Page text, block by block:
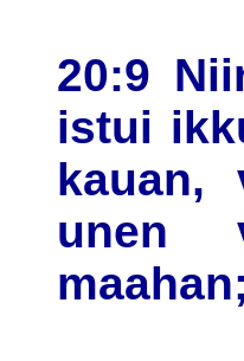
20:9
istui
kauan,
unen